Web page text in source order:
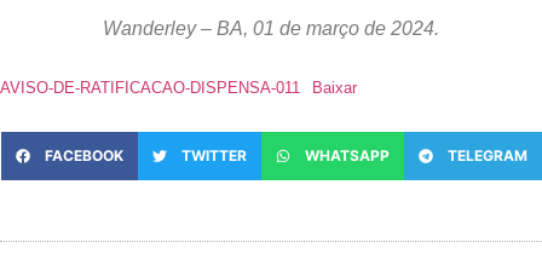
Wanderley – BA, 01 de março de 2024.
AVISO-DE-RATIFICACAO-DISPENSA-011 Baixar
FACEBOOK TWITTER WHATSAPP TELEGRAM